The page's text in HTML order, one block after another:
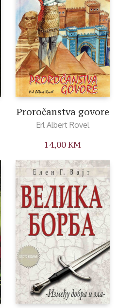
Proročanstva govore
Erl Albert Rovel
14,00KM